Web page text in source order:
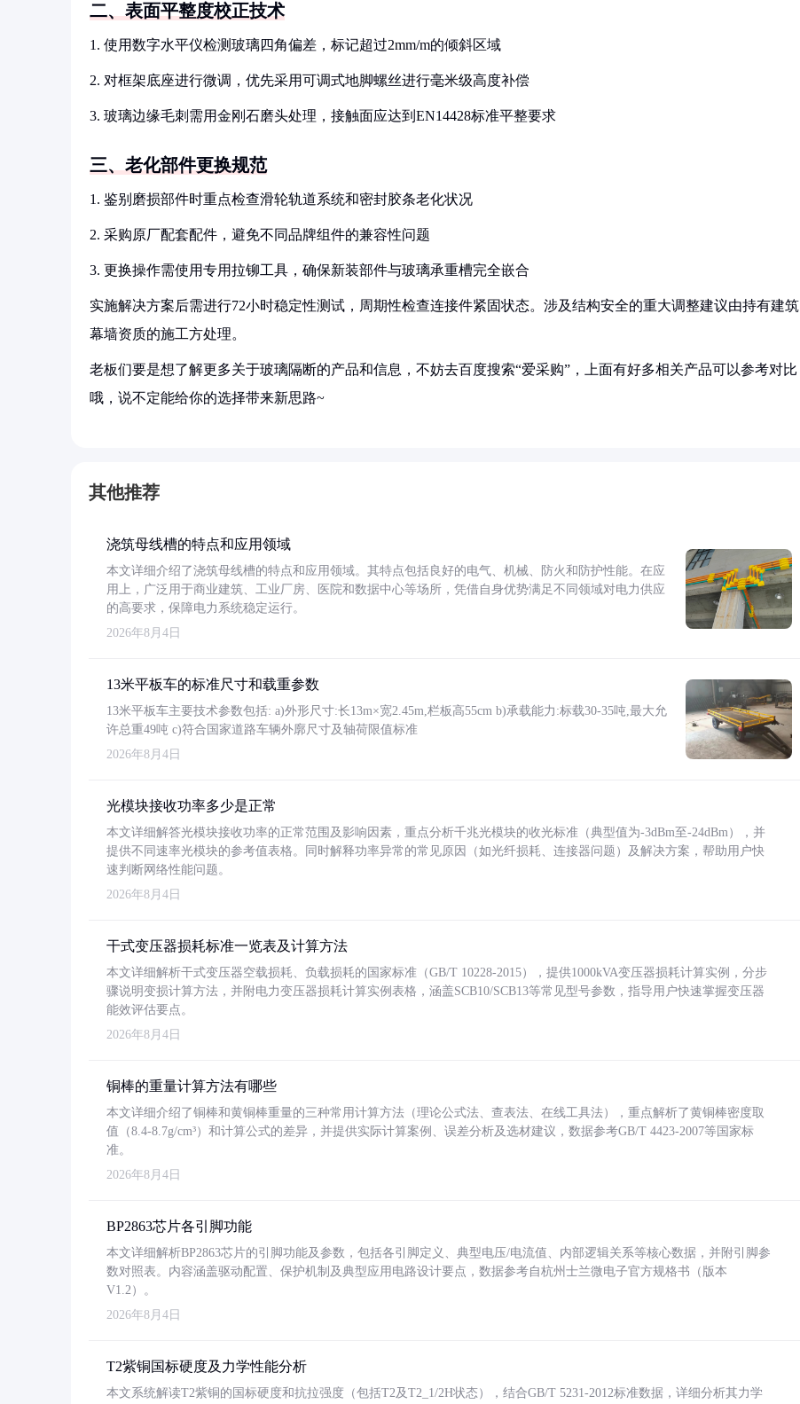
二、表面平整度校正技术
1. 使用数字水平仪检测玻璃四角偏差，标记超过2mm/m的倾斜区域
2. 对框架底座进行微调，优先采用可调式地脚螺丝进行毫米级高度补偿
3. 玻璃边缘毛刺需用金刚石磨头处理，接触面应达到EN14428标准平整要求
三、老化部件更换规范
1. 鉴别磨损部件时重点检查滑轮轨道系统和密封胶条老化状况
2. 采购原厂配套配件，避免不同品牌组件的兼容性问题
3. 更换操作需使用专用拉铆工具，确保新装部件与玻璃承重槽完全嵌合
实施解决方案后需进行72小时稳定性测试，周期性检查连接件紧固状态。涉及结构安全的重大调整建议由持有建筑
幕墙资质的施工方处理。
老板们要是想了解更多关于玻璃隔断的产品和信息，不妨去百度搜索“爱采购”，上面有好多相关产品可以参考对比
哦，说不定能给你的选择带来新思路~
其他推荐
浇筑母线槽的特点和应用领域
本文详细介绍了浇筑母线槽的特点和应用领域。其特点包括良好的电气、机械、防火和防护性能。在应
用上，广泛用于商业建筑、工业厂房、医院和数据中心等场所，凭借自身优势满足不同领域对电力供应
的高要求，保障电力系统稳定运行。
2026年8月4日
13米平板车的标准尺寸和载重参数
13米平板车主要技术参数包括: a)外形尺寸:长13m×宽2.45m,栏板高55cm b)承载能力:标载30-35吨,最大允
许总重49吨 c)符合国家道路车辆外廓尺寸及轴荷限值标准
2026年8月4日
光模块接收功率多少是正常
本文详细解答光模块接收功率的正常范围及影响因素，重点分析千兆光模块的收光标准（典型值为-3dBm至-24dBm），并
提供不同速率光模块的参考值表格。同时解释功率异常的常见原因（如光纤损耗、连接器问题）及解决方案，帮助用户快
速判断网络性能问题。
2026年8月4日
干式变压器损耗标准一览表及计算方法
本文详细解析干式变压器空载损耗、负载损耗的国家标准（GB/T 10228-2015），提供1000kVA变压器损耗计算实例，分步
骤说明变损计算方法，并附电力变压器损耗计算实例表格，涵盖SCB10/SCB13等常见型号参数，指导用户快速掌握变压器
能效评估要点。
2026年8月4日
铜棒的重量计算方法有哪些
本文详细介绍了铜棒和黄铜棒重量的三种常用计算方法（理论公式法、查表法、在线工具法），重点解析了黄铜棒密度取
值（8.4-8.7g/cm³）和计算公式的差异，并提供实际计算案例、误差分析及选材建议，数据参考GB/T 4423-2007等国家标
准。
2026年8月4日
BP2863芯片各引脚功能
本文详细解析BP2863芯片的引脚功能及参数，包括各引脚定义、典型电压/电流值、内部逻辑关系等核心数据，并附引脚参
数对照表。内容涵盖驱动配置、保护机制及典型应用电路设计要点，数据参考自杭州士兰微电子官方规格书（版本
V1.2）。
2026年8月4日
T2紫铜国标硬度及力学性能分析
本文系统解读T2紫铜的国标硬度和抗拉强度（包括T2及T2_1/2H状态），结合GB/T 5231-2012标准数据，详细分析其力学